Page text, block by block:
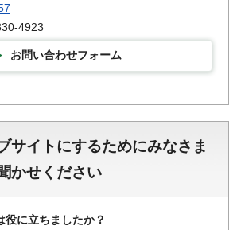
4923
お問い合わせフォーム
サイトにするためにみなさま
かせください
役に立ちましたか？